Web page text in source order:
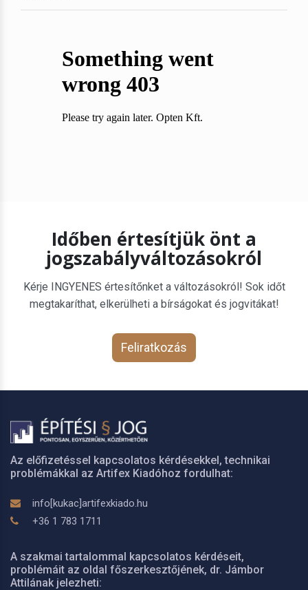
Időben értesítjük önt a
jogszabályváltozásokról
Kérje INGYENES értesítőnket a változásokról! Sok időt
megtakaríthat, elkerülheti a bírságokat és jogvitákat!
Feliratkozás
Az előfizetéssel kapcsolatos kérdésekkel, technikai
problémákkal az Artifex Kiadóhoz fordulhat:
info[kukac]artifexkiado.hu
+36 1 783 1711
A szakmai tartalommal kapcsolatos kérdéseit,
problémáit az oldal főszerkesztőjének, dr. Jámbor
Attilának jelezheti: